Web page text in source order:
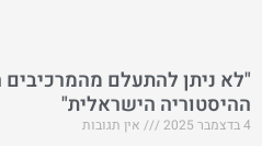
"לא ניתן להתעלם
ההיסטוריה הישראלית"
4 בדצמבר 2025 אין תגובות